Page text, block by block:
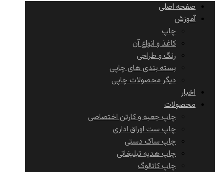
صفحه اصلی
آموزش
چاپ
کاغذ و انواع آن
رنگ و طراحی
بسته بندی های چاپی
دیگر محصولات چاپی
اخبار
محصولات
چاپ جعبه و کارتن اختصاصی
چاپ ست اوراق اداری
چاپ ساک دستی
چاپ هدیه تبلیغاتی
چاپ کاتالوگ